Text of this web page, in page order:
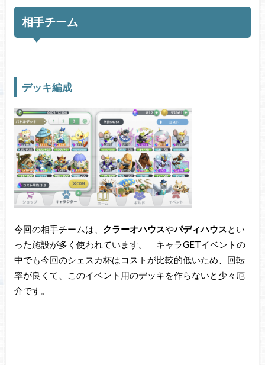
相手チーム
デッキ編成
今回の相手チームは、 クラーオハウスやパディハウス とい
った施設が多く使われています。 キャラGETイベントの
中でも今回のシェスカ杯はコストが比較的低いため、回転
率が良くて、このイベント用のデッキを作らないと少々厄
介です。